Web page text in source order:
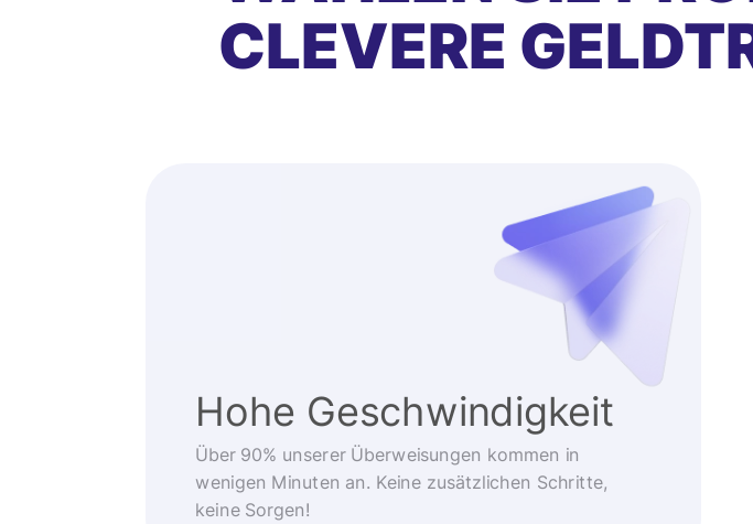
CLEVERE
Hohe Geschwindigkeit
Über 90% unserer Überweisungen kommen in
wenigen Minuten an. Keine zusätzlichen Schritte,
keine Sorgen!